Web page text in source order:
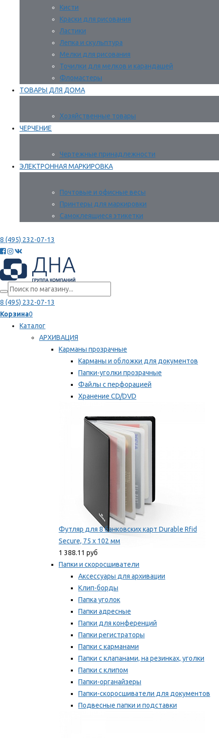
Кисти
Краски для рисования
Ластики
Лепка и скульптура
Мелки для рисования
Точилки для мелков и карандашей
Фломастеры
ТОВАРЫ ДЛЯ ДОМА
Хозяйственные товары
ЧЕРЧЕНИЕ
Чертежные принадлежности
ЭЛЕКТРОННАЯ МАРКИРОВКА
Почтовые и офисные весы
Принтеры для маркировки
Самоклеящиеся этикетки
8 (495) 232-07-13
8 (495) 232-07-13
Корзина0
Каталог
АРХИВАЦИЯ
Карманы прозрачные
Карманы и обложки для документов
Папки-уголки прозрачные
Файлы с перфорацией
Хранение CD/DVD
Мы рекомендуем
Футляр для 8 банковских карт Durable Rfid
Secure, 75 х 102 мм
1 388.11 руб
Папки и скоросшиватели
Аксессуары для архивации
Клип-борды
Папка уголок
Папки адресные
Папки для конференций
Папки регистраторы
Папки с карманами
Папки с клапанами, на резинках, уголки
Папки с клипом
Папки-органайзеры
Папки-скоросшиватели для документов
Подвесные папки и подставки